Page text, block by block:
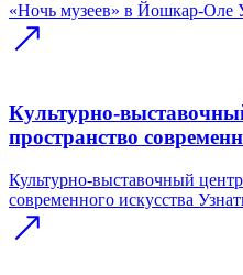
«Ночь музеев» в Йошкар-Оле
Культурно-
пространство
Культурно-выставочный
современного искусства